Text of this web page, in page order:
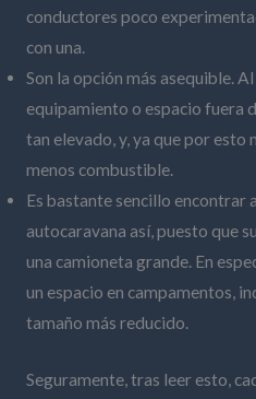
conductores poco
con una.
Son la opción más asequible.
equipamiento o espacio fuera
tan elevado, y, ya que por esto
menos combustible.
Es bastante sencillo encontrar
autocaravana así, puesto que
una camioneta grande. En
un espacio en campamentos,
tamaño más reducido.
Seguramente, tras leer esto,